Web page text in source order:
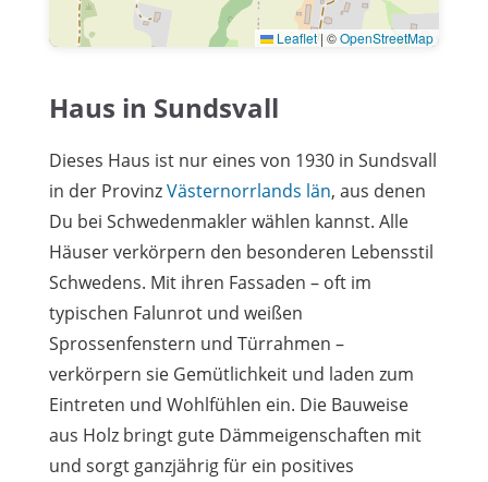
Leaflet | ©OpenStreetMap
Haus in Sundsvall
Dieses Haus ist nur eines von 1930 in Sundsvall
in der ProvinzVästernorrlands län, aus denen
Du bei Schwedenmakler wählen kannst. Alle
Häuser verkörpern den besonderen Lebensstil
Schwedens. Mit ihren Fassaden – oft im
typischen Falunrot und weißen
Sprossenfenstern und Türrahmen –
verkörpern sie Gemütlichkeit und laden zum
Eintreten und Wohlfühlen ein. Die Bauweise
aus Holz bringt gute Dämmeigenschaften mit
und sorgt ganzjährig für ein positives